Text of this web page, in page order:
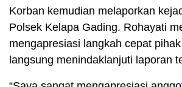
Korban kemudian melaporkan
Polsek Kelapa Gading. Rohayati
mengapresiasi langkah cepat
langsung menindaklanjuti laporan